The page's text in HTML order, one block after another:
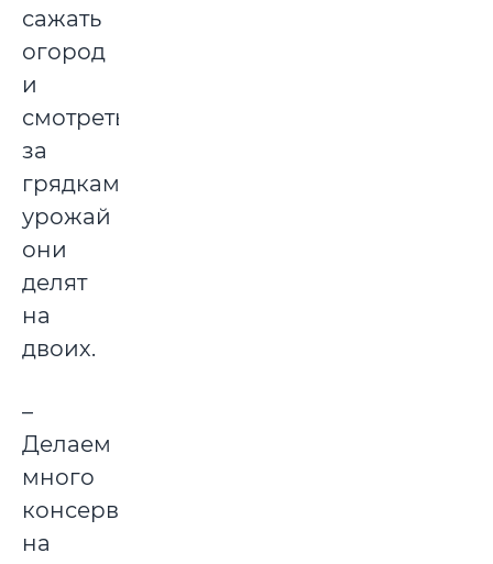
сажать
огород
и
смотреть
за
грядками,
урожай
они
делят
на
двоих.
–
Делаем
много
консерваций
на